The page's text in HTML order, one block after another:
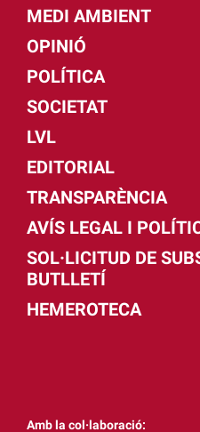
MEDI AMBIENT
OPINIÓ
POLÍTICA
SOCIETAT
LVL
EDITORIAL
TRANSPARÈNCIA
AVÍS LEGAL I
SOL·LICITUD DE
BUTLLETÍ
HEMEROTECA
Amb la col·laboració: